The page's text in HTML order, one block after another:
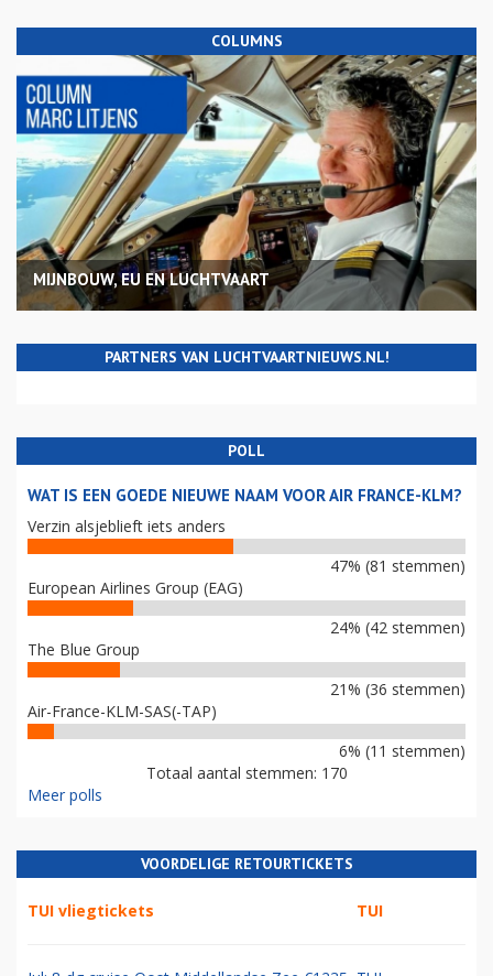
COLUMNS
MIJNBOUW, EU EN LUCHTVAART
PARTNERS VAN LUCHTVAARTNIEUWS.NL!
POLL
WAT IS EEN GOEDE NIEUWE NAAM VOOR AIR FRANCE-KLM?
Verzin alsjeblieft iets anders
47% (81 stemmen)
European Airlines Group (EAG)
24% (42 stemmen)
The Blue Group
21% (36 stemmen)
Air-France-KLM-SAS(-TAP)
6% (11 stemmen)
Totaal aantal stemmen: 170
Meer polls
VOORDELIGE RETOURTICKETS
TUI vliegtickets TUI